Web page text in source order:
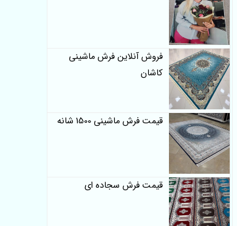
فروش آنلاین فرش ماشینی
کاشان
قیمت فرش ماشینی 1500 شانه
قیمت فرش سجاده ای